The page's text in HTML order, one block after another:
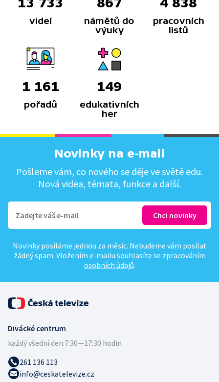
videí
námětů do
výuky
pracovních
listů
1 161
pořadů
149
edukativních
her
Novinky na e-mail
Pošleme vám, co nového se děje ve světě edu.
Nová videa, témata, funkce a další.
Novinky posíláme jednou za měsíc. Nebudeme vám posílat
žádný spam. Vložením e-mailu souhlasíte se zpracováním
osobních údajů.